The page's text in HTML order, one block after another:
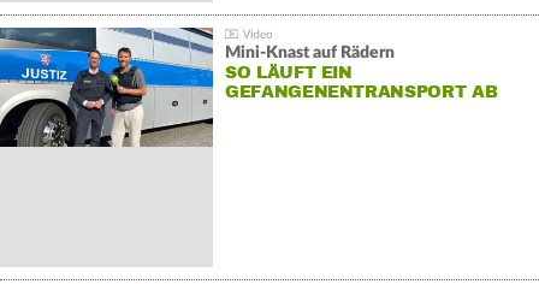
Mini-Knast auf Rädern
SO LÄUFT EIN
GEFANGENENTRANSPORT AB